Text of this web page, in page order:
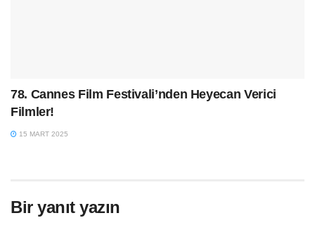
78. Cannes Film Festivali’nden Heyecan Verici
Filmler!
15 MART 2025
Bir yanıt yazın